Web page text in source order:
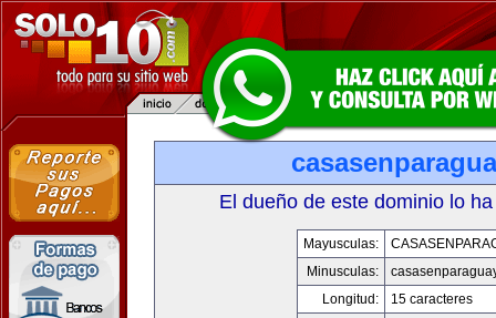
El dueño de este dominio lo
Mayusculas:
Minusculas:
Longitud:
15 caracteres